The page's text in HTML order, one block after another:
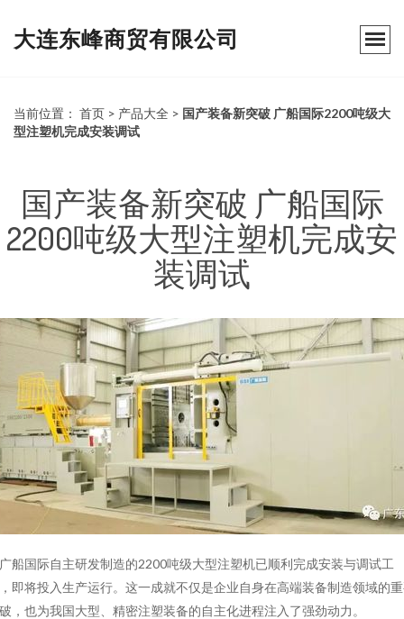
大连东峰商贸有限公司
当前位置： 首页 > 产品大全 > 国产装备新突破 广船国际2200吨级大
型注塑机完成安装调试
国产装备新突破 广船国际
2200吨级大型注塑机完成安
装调试
船国际自主研发制造的2200吨级大型注塑机已顺利完成安装与调试工
即将投入生产运行。这一成就不仅是企业自身在高端装备制造领域的
，也为我国大型、精密注塑装备的自主化进程注入了强劲动力。